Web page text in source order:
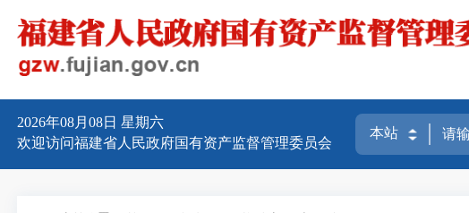
2026年08月08日星期六
欢迎访问福建省人民政府国有资产监督管理委员会